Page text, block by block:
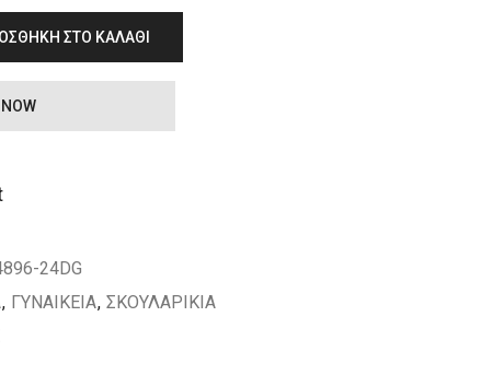
ΣΤΟ ΚΑΛΆΘΙ
24DG
, ΓΥΝΑΙΚΕΙΑ, ΣΚΟΥΛΑΡΙΚΙΑ